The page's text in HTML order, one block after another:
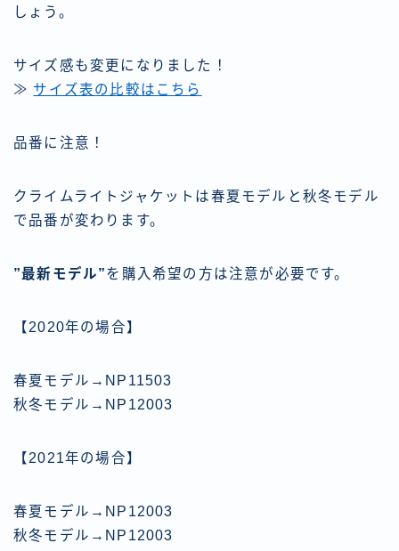
しょう。
サイズ感も変更になりました！
≫ サイズ表の比較はこちら
品番に注意！
クライムライトジャケットは春夏モデルと秋冬モデル
で品番が変わります。
”最新モデル”を購入希望の方は注意が必要です。
【2020年の場合】
春夏モデル→NP11503
秋冬モデル→NP12003
【2021年の場合】
春夏モデル→NP12003
秋冬モデル→NP12003